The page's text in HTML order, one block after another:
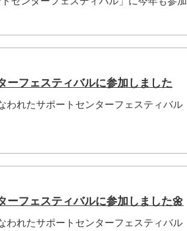
ーフェスティバルに参加しました
われたサポートセンターフェスティバル
ーフェスティバルに参加しました🌼
われたサポートセンターフェスティバル